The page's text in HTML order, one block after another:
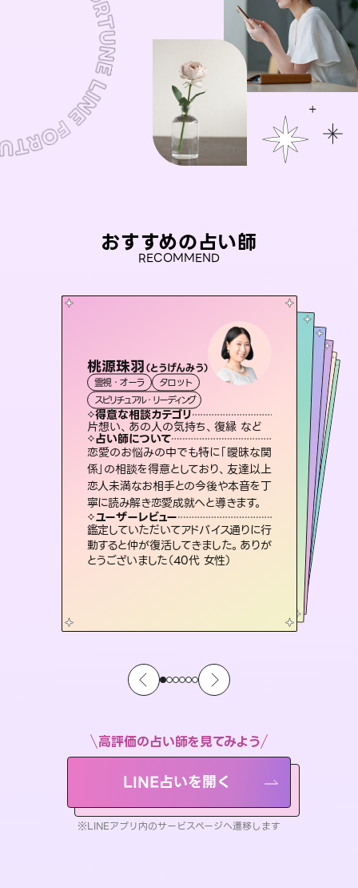
おすすめの占い師
RECOMMEND
桃源珠羽（とうげんみう）
霊視・オーラ
タロット
スピリチュアル・リーディング
得意な相談カテゴリ
片想い、あの人の気持ち、復縁 など
占い師について
恋愛のお悩みの中でも特に「曖昧な関
係」の相談を得意としており、友達以上
恋人未満なお相手との今後や本音を丁
寧に読み解き恋愛成就へと導きます。
ユーザーレビュー
鑑定していただいてアドバイス通りに行
動すると仲が復活してきました。ありが
とうございました（40代 女性）
彗望（すいぼう）
霊視・オーラ 透視
スピリチュアル・リーディング
得意な相談カテゴリ
片想い、あの人の気持ち、復縁 など
占い師について
3,700年以上の歴史を持つ東洋最古の
占術「易占」で詳細まで占い、幸せへ向
かう道筋を示します。厳しい結果にも具
体的な対策をお伝えします。
ユーザーレビュー
複雑な背景もしっかり聞いて鑑定して
いただけました。気持ちが楽になりまし
た（50代 女性）
未来視師＊花
霊視・オーラ
スピリチュアル・リーディング
得意な相談カテゴリ
出逢い、片想い、復縁 など
占い師について
未来には何パターンもの選択肢があり
ます。不安で視えにくくなっているあな
たの素敵な未来を見つけ、その未来を
選択できるようアドバイスします。
ユーザーレビュー
職場の人の性質や人間関係、本心など
本当によく視えていてびっくり。対策が
打てて前向きになれます（40代）
アイリス -iris-
西洋占星術
ルーン
得意な相談カテゴリ
恋愛総合、片想い、二人の未来 など
占い師について
復縁、恋愛、不倫の行方、同性愛や片思い、仕事関係や借金問題まで知りたいことや心の負担になっていることを紐解き、背中をそっと押して導きます。
ユーザーレビュー
安心感のあり、言い切ってくれる所や濁
さない鑑定のおかげで、毎回自分の気
持ちを整えられます（30代 男性）
おう 霊感オラクル
霊視・オーラ
オラクルカード
得意な相談カテゴリ
恋愛総合、あの人の気持ち など
占い師について
霊視×オラクルカードを使って「今」と
「未来」そして「気になるあの人の気持
ち」まで丁寧に読み解き、恋や人生のヒ
ントを優しく引き出します。
ユーザーレビュー
不安な気持ちが嘘みたいに晴れまし
た…！よく視えていらっしゃるんだなと
感じました（40代 女性）
セラピスト理恵
霊視・オーラ タロット
スピリチュアル・リーディング
得意な相談カテゴリ
片想い、二人の未来、年の差 など
占い師について
連絡再開、復縁、成就などの報告実績
多数。セラピストとして2万超の施術経
験があるからこそできる鑑定で、より良
い未来をサポートします。
ユーザーレビュー
とても心温まる鑑定でした。しかもこち
らは何も言っていないのに視えていらっ
しゃるんだなと驚きです（30代女性）
高評価の占い師を見てみよう
LINE占いを開く
※LINEアプリ内のサービスページへ遷移します